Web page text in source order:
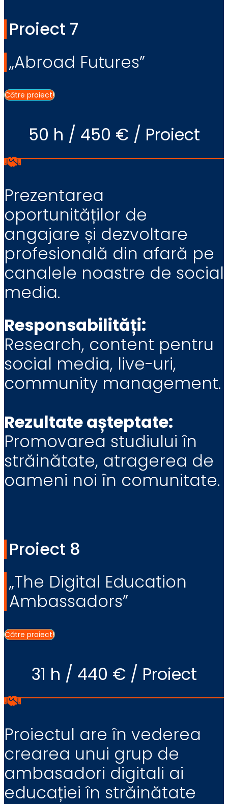
Proiect 7
„Abroad Futures”
Către proiect!
50 h / 450 € / Proiect
Prezentarea
oportunităților de
angajare și dezvoltare
profesională din afară pe
canalele noastre de social
media.
Responsabilități:
Research, content pentru
social media, live-uri,
community management.
Rezultate așteptate:
Promovarea studiului în
străinătate, atragerea de
oameni noi în comunitate.
Proiect 8
„The Digital Education
Ambassadors”
Către proiect!
31 h / 440 € / Proiect
Proiectul are în vederea
crearea unui grup de
ambasadori digitali ai
educației în străinătate